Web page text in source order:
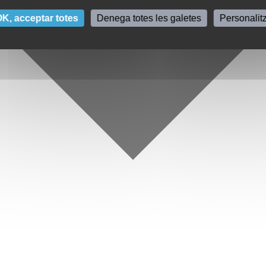
acceptar totes Denega totes les galetes